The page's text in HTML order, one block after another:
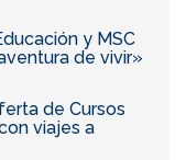
y MSC
de vivir»
de Cursos
viajes a